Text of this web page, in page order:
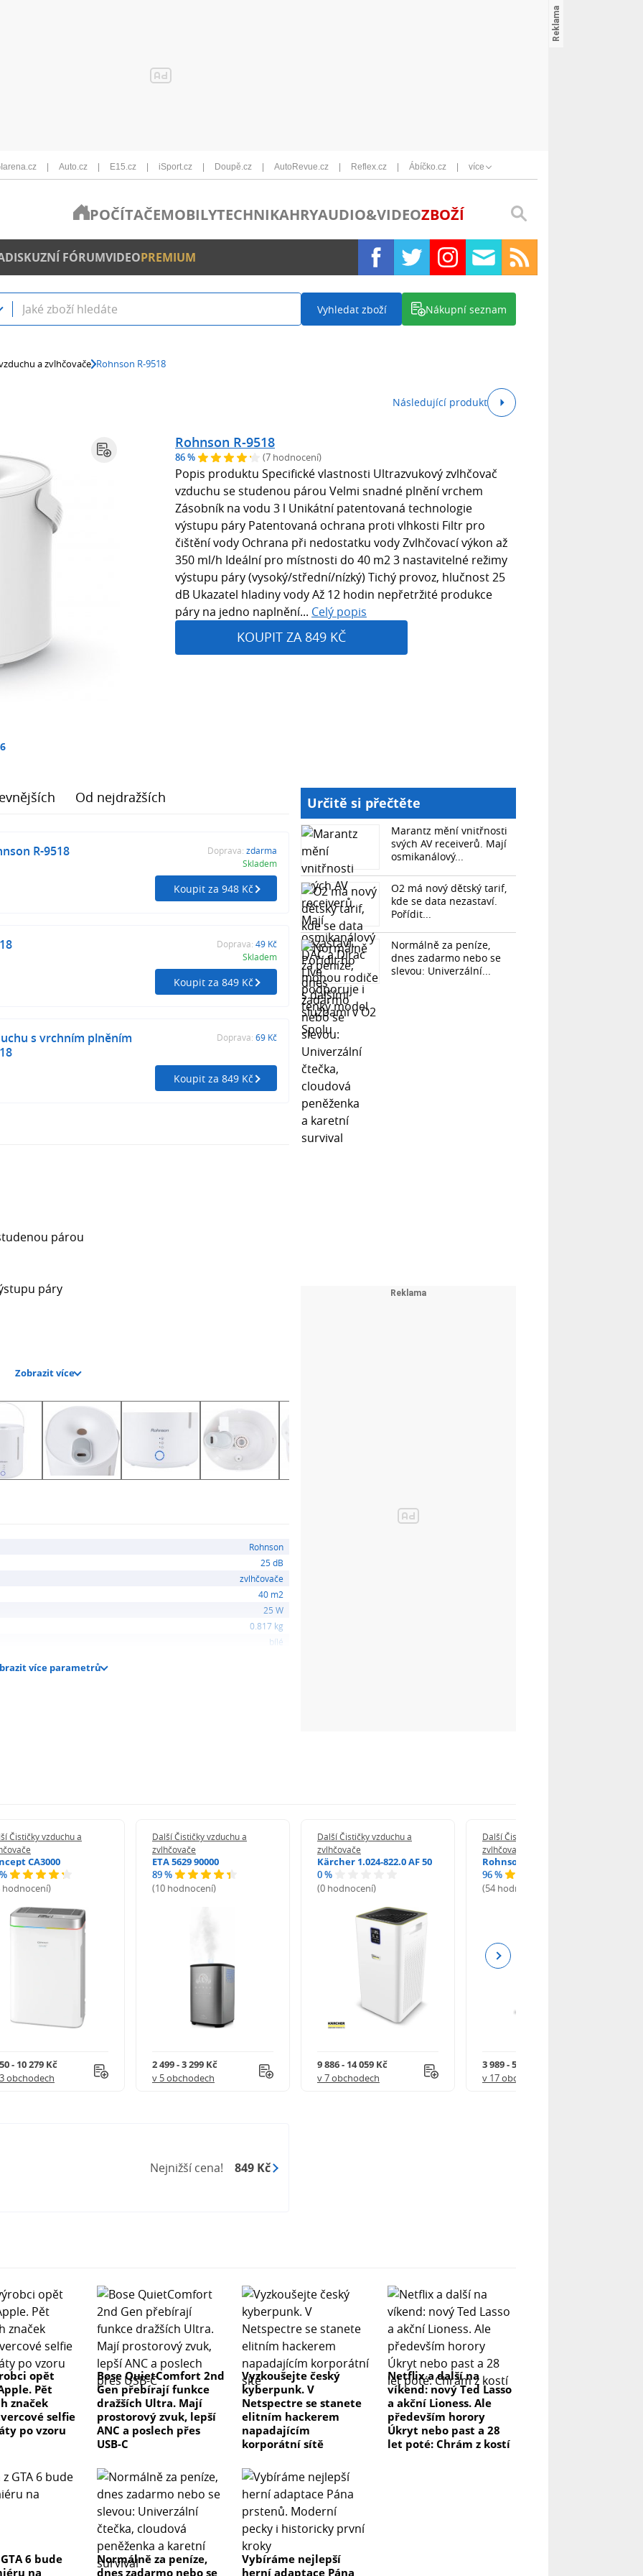
Auto.cz E15.cz iSport.cz Doupě.cz AutoRevue.cz Reflex.cz Ábíčko.cz více
POČÍTAČEMOBILYTECHNIKAHRYAUDIO&VIDEOZBOŽÍ
DISKUZNÍ FÓRUMVIDEOPREMIUM
Vyhledat zboží Nákupní seznam
a zvlhčovače Rohnson R-9518
Následující produkt
Rohnson R-9518
86 % (7 hodnocení)
Popis produktu Specifické vlastnosti Ultrazvukový zvlhčovač
vzduchu se studenou párou Velmi snadné plnění vrchem
Zásobník na vodu 3 l Unikátní patentovaná technologie
výstupu páry Patentovaná ochrana proti vlhkosti Filtr pro
čištění vody Ochrana při nedostatku vody Zvlhčovací výkon až
350 ml/h Ideální pro místnosti do 40 m2 3 nastavitelné režimy
výstupu páry (vysoký/střední/nízký) Tichý provoz, hlučnost 25
dB Ukazatel hladiny vody Až 12 hodin nepřetržité produkce
páry na jedno naplnění... Celý popis
KOUPIT ZA 849 KČ
Od nejdražších
R-9518 Doprava: zdarma
Skladem
Koupit za 948 Kč
Doprava: 49 Kč
Skladem
Koupit za 849 Kč
s vrchním plněním
Doprava: 69 Kč
Koupit za 849 Kč
párou
páry
na jedno naplnění
vysoká intenzita
ano
Zobrazit více
Rohnson
25 dB
zvlhčovače
40 m2
25 W
0.817 kg
bílé
více parametrů
Určitě si přečtěte
Marantz mění vnitřnosti
svých AV receiverů. Mají
osmikanálový...
O2 má nový dětský tarif,
kde se data nezastaví.
Pořídit...
Normálně za peníze,
dnes zadarmo nebo se
slevou: Univerzální...
Čističky vzduchu a
CA3000
hodnocení)
- 10 279 Kč
obchodech
Další Čističky vzduchu a
zvlhčovače
ETA 5629 90000
89 %
(10 hodnocení)
2 499 - 3 299 Kč
v 5 obchodech
Další Čističky vzduchu a
zvlhčovače
Kärcher 1.024-822.0 AF 50
0 %
(0 hodnocení)
9 886 - 14 059 Kč
v 7 obchodech
Další Čističky vzduchu a
zvlhčovače
Rohnson R-9600
96 %
(54 hodnocení)
3 989 - 5 310 Kč
v 17 obchodech
Next
Nejnižší cena! 849 Kč
opět
Pět
značek
selfie
po vzoru
Bose QuietComfort 2nd
Gen přebírají funkce
dražších Ultra. Mají
prostorový zvuk, lepší
ANC a poslech přes
USB-C
Vyzkoušejte český
kyberpunk. V
Netspectre se stanete
elitním hackerem
napadajícím
korporátní sítě
Netflix a další na
víkend: nový Ted Lasso
a akční Lioness. Ale
především horory
Úkryt nebo past a 28
let poté: Chrám z kostí
6 bude
na
Normálně za peníze,
dnes zadarmo nebo se
Vybíráme nejlepší
herní adaptace Pána